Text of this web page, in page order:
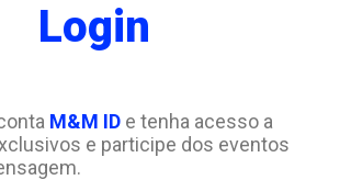
Login
M&M IDe tenha acesso a
e participe dos eventos